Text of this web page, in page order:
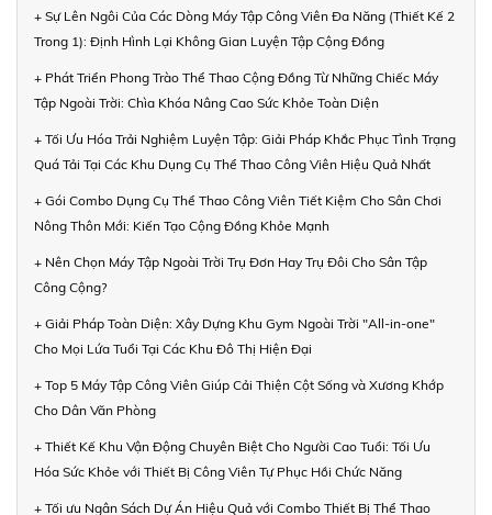
+ Sự Lên Ngôi Của Các Dòng Máy Tập Công Viên Đa Năng (Thiết Kế 2
Trong 1): Định Hình Lại Không Gian Luyện Tập Cộng Đồng
+ Phát Triển Phong Trào Thể Thao Cộng Đồng Từ Những Chiếc Máy
Tập Ngoài Trời: Chìa Khóa Nâng Cao Sức Khỏe Toàn Diện
+ Tối Ưu Hóa Trải Nghiệm Luyện Tập: Giải Pháp Khắc Phục Tình Trạng
Quá Tải Tại Các Khu Dụng Cụ Thể Thao Công Viên Hiệu Quả Nhất
+ Gói Combo Dụng Cụ Thể Thao Công Viên Tiết Kiệm Cho Sân Chơi
Nông Thôn Mới: Kiến Tạo Cộng Đồng Khỏe Mạnh
+ Nên Chọn Máy Tập Ngoài Trời Trụ Đơn Hay Trụ Đôi Cho Sân Tập
Công Cộng?
+ Giải Pháp Toàn Diện: Xây Dựng Khu Gym Ngoài Trời "All-in-one"
Cho Mọi Lứa Tuổi Tại Các Khu Đô Thị Hiện Đại
+ Top 5 Máy Tập Công Viên Giúp Cải Thiện Cột Sống và Xương Khớp
Cho Dân Văn Phòng
+ Thiết Kế Khu Vận Động Chuyên Biệt Cho Người Cao Tuổi: Tối Ưu
Hóa Sức Khỏe với Thiết Bị Công Viên Tự Phục Hồi Chức Năng
+ Tối ưu Ngân Sách Dự Án Hiệu Quả với Combo Thiết Bị Thể Thao